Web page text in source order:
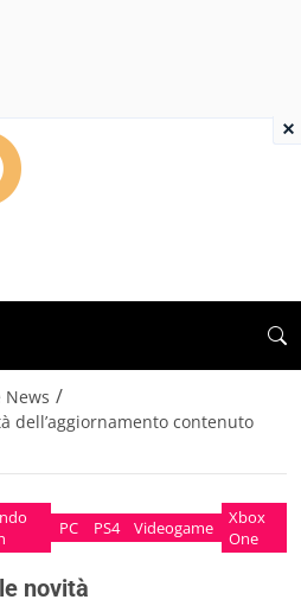
News /
dell’aggiornamento contenuto
PC PS4 Videogame
Xbox
One
novità
×